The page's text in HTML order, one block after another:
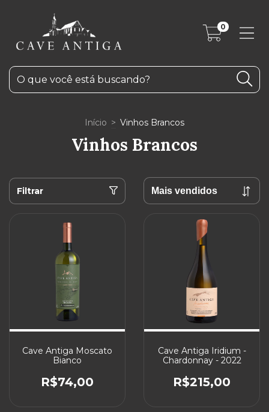
0
Início > Vinhos Brancos
Vinhos Brancos
Filtrar
Cave Antiga Moscato
Bianco
R$74,00
Cave Antiga Iridium -
Chardonnay - 2022
R$215,00